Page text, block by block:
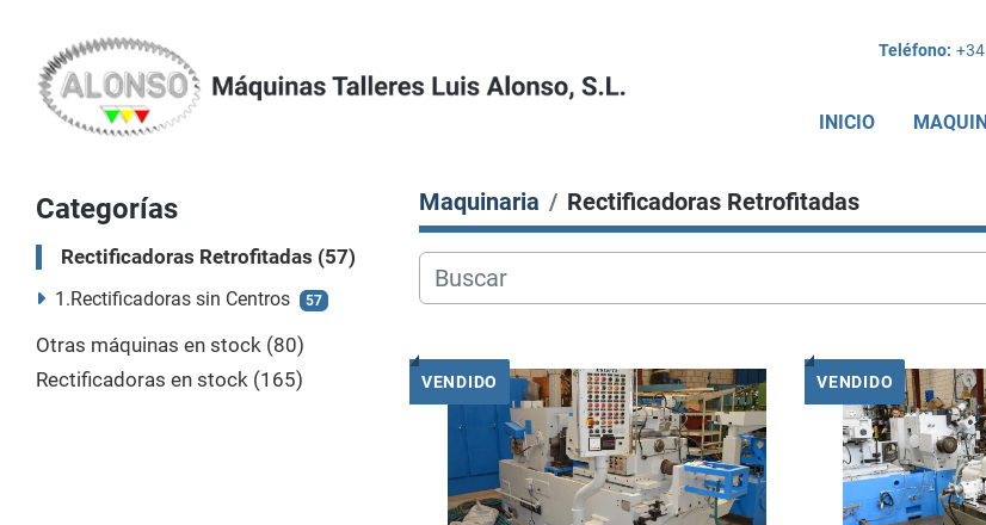
Teléfono:
INICIO
Categorías
Rectificadoras Retrofitadas 57
1.Rectificadoras sin Centros 57
Otras máquinas en stock 80
Rectificadoras en stock 165
Maquinaria Rectificadoras Retrofitadas
VENDIDO VENDIDO